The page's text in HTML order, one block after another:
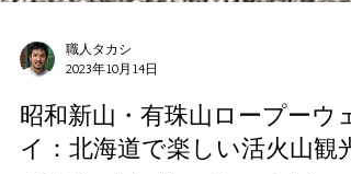
職人タカシ
2023年10月14日